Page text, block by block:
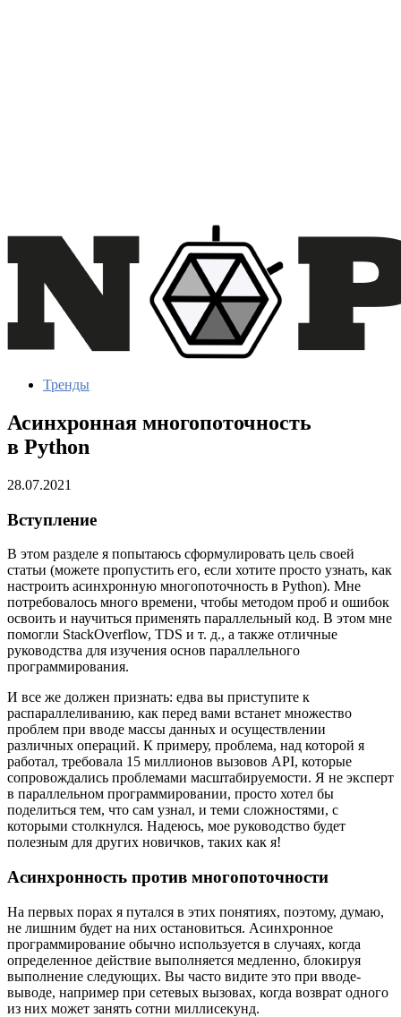
Тренды
Асинхронная многопоточность
в Python
28.07.2021
Вступление
В этом разделе я попытаюсь сформулировать цель своей
статьи (можете пропустить его, если хотите просто узнать, как
настроить асинхронную многопоточность в Python). Мне
потребовалось много времени, чтобы методом проб и ошибок
освоить и научиться применять параллельный код. В этом мне
помогли StackOverflow, TDS и т. д., а также отличные
руководства для изучения основ параллельного
программирования.
И все же должен признать: едва вы приступите к
распараллеливанию, как перед вами встанет множество
проблем при вводе массы данных и осуществлении
различных операций. К примеру, проблема, над которой я
работал, требовала 15 миллионов вызовов API, которые
сопровождались проблемами масштабируемости. Я не эксперт
в параллельном программировании, просто хотел бы
поделиться тем, что сам узнал, и теми сложностями, с
которыми столкнулся. Надеюсь, мое руководство будет
полезным для других новичков, таких как я!
Асинхронность против многопоточности
На первых порах я путался в этих понятиях, поэтому, думаю,
не лишним будет на них остановиться. Асинхронное
программирование обычно используется в случаях, когда
определенное действие выполняется медленно, блокируя
выполнение следующих. Вы часто видите это при вводе-
выводе, например при сетевых вызовах, когда возврат одного
из них может занять сотни миллисекунд.